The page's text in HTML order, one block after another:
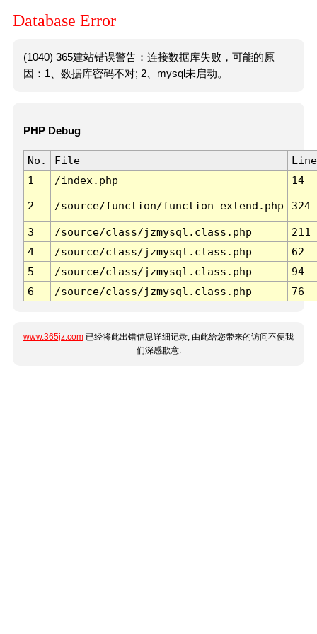
Database Error
(1040) 365建站错误警告：连接数据库失败，可能的原
因：1、数据库密码不对; 2、mysql未启动。
PHP Debug
No. File
Line
1
/index.php 14
2 /source/function/function_extend.php 324
3 /source/class/jzmysql.class.php
211
4
/source/class/jzmysql.class.php
62
5
/source/class/jzmysql.class.php
94
6
/source/class/jzmysql.class.php 76
www.365jz.com 已经将此出错信息详细记录, 由此给您带来的访问不便我
们深感歉意.